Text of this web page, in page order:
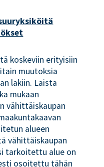
koskeviin erityisiin
muutoksia
lakiin. Laista
mukaan
vähittäiskaupan
alueen
vähittäiskaupan
tarkoitettu alue on
osoitettu tähän